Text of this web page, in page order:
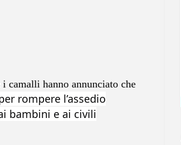
camalli hanno annunciato che
rompere l’assedio
bambini e ai civili